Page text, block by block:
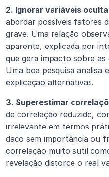
2. Ignorar variáveis
abordar possíveis fatores
grave. Uma relação
aparente, explicada por
que gera impacto sobre as
Uma boa pesquisa analisa
explicação alternativas.
3. Superestimar
de correlação reduzido,
irrelevante em termos
dado sem importância ou
correlação muito sutil
revelação distorce o real